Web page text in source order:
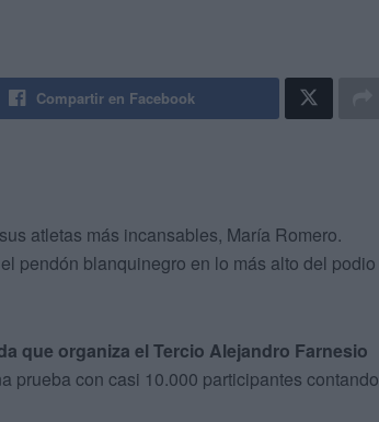
Compartir en Facebook
atletas más incansables, María Romero.
pendón blanquinegro en lo más alto del podio
que organiza el Tercio Alejandro Farnesio
prueba con casi 10.000 participantes contando